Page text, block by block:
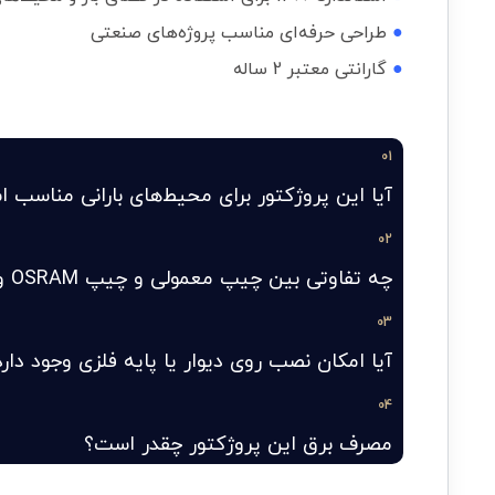
● طراحی حرفه‌ای مناسب پروژه‌های صنعتی
● گارانتی معتبر 2 ساله
01
آیا این پروژکتور برای محیط‌های بارانی
02
چه تفاوتی بین چیپ معمولی و چیپ OSRAM وجود دارد؟
03
آیا امکان نصب روی دیوار یا پایه فلزی وجود
04
مصرف برق این پروژکتور چقدر است؟